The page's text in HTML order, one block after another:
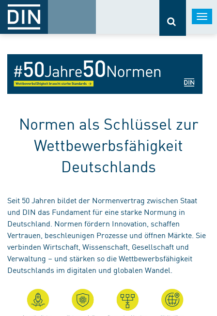
Normen als Schlüssel zur
Wettbewerbsfähigkeit
Deutschlands
Seit 50 Jahren bildet der Normenvertrag zwischen Staat
und DIN das Fundament für eine starke Normung in
Deutschland. Normen fördern Innovation, schaffen
Vertrauen, beschleunigen Prozesse und öffnen Märkte. Sie
verbinden Wirtschaft, Wissenschaft, Gesellschaft und
Verwaltung – und stärken so die Wettbewerbsfähigkeit
Deutschlands im digitalen und globalen Wandel.